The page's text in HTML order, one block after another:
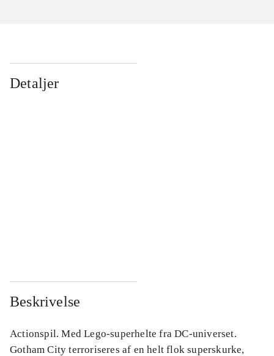
Detaljer
Beskrivelse
Actionspil. Med Lego-superhelte fra DC-universet.
Gotham City terroriseres af en helt flok superskurke,